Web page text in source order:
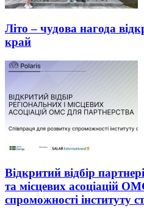
Літо – чудова нагода
край
Відкритий відбір
та місцевих асоціацій
спроможності інституту